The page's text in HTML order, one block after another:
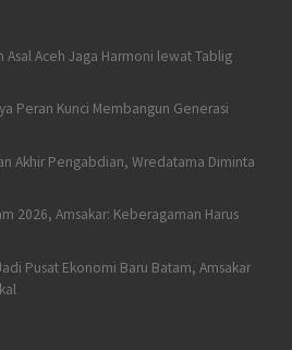
Asal Aceh Jaga Harmoni lewat Tablig
Peran Kunci Membangun Generasi
Akhir Pengabdian, Wredatama Diminta
2026, Amsakar: Keberagaman Harus
Pusat Ekonomi Baru Batam, Amsakar